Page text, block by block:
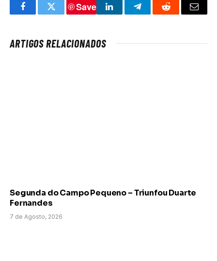
FacebookTwitter
Save
LinkedInTelegramReddit Email
ARTIGOS RELACIONADOS
Segunda do Campo Pequeno – Triunfou Duarte
Fernandes
7 de Agosto, 2026